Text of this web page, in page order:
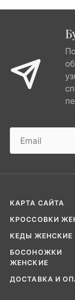
КАРТА САЙТА
КРОССОВКИ
КЕДЫ ЖЕНСКИЕ
БОСОНОЖКИ
ЖЕНСКИЕ
ДОСТАВКА И